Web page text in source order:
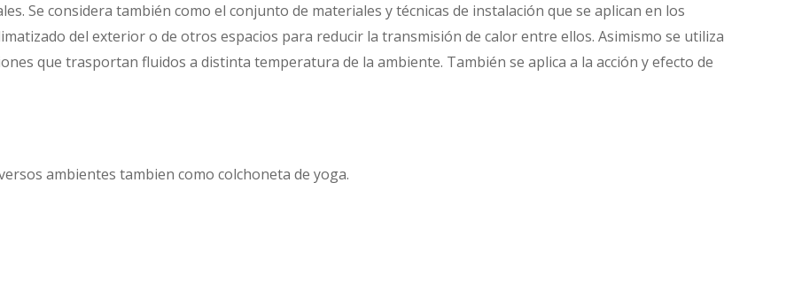
Se considera también como el conjunto de materiales y técnicas de instalación que se aplican en los
del exterior o de otros espacios para reducir la transmisión de calor entre ellos. Asimismo se utiliza
que trasportan fluidos a distinta temperatura de la ambiente. También se aplica a la acción y efecto de
ambientes tambien como colchoneta de yoga.